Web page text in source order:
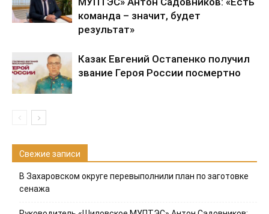
команда – значит, будет
результат»
Казак Евгений Остапенко получил
звание Героя России посмертно
Свежие записи
В Захаровском округе перевыполнили план по заготовке
сенажа